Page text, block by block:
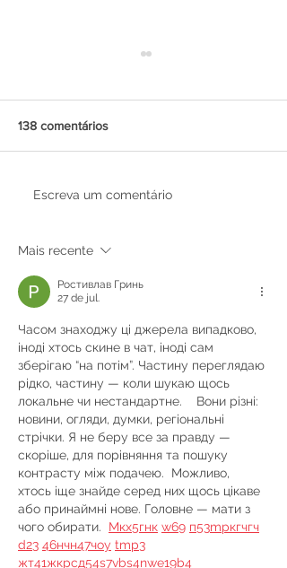
Gigatron seeks USD 3m-
says
138 comentários
Escreva um comentário
Mais recente
Ростивлав Гринь
27 de jul.
Часом знаходжу ці джерела випадково,
іноді хтось скине в чат, іноді сам
зберігаю “на потім”. Частину переглядаю
рідко, частину — коли шукаю щось
локальне чи нестандартне.    Вони різні:
новини, огляди, думки, регіональні
стрічки. Я не беру все за правду —
скоріше, для порівняння та пошуку
контрасту між подачею.  Можливо,
хтось іще знайде серед них щось цікаве
або принаймні нове. Головне — мати з
чого обирати. Мкх5гнк w69 п53mpкгчгч
d23 46нчн47чоу tmp3
жт41жкрсд54s7vbs4nwe19b4